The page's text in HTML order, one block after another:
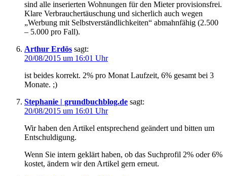
sind alle inserierten Wohnungen für den Mieter provisionsfrei.
Klare Verbrauchertäuschung und sicherlich auch wegen
„Werbung mit Selbstverständlichkeiten“ abmahnfähig (2.500
– 5.000 pro Fall).
Arthur Erdös sagt:
20/08/2015 um 16:01 Uhr
ist beides korrekt. 2% pro Monat Laufzeit, 6% gesamt bei 3
Monate. ;)
Stephanie | grundbuchblog.de sagt:
20/08/2015 um 16:01 Uhr
Wir haben den Artikel entsprechend geändert und bitten um
Entschuldigung.
Wenn Sie intern geklärt haben, ob das Suchprofil 2% oder 6%
kostet, ändern wir den Artikel gern erneut.